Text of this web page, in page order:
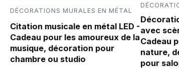
DÉCORATIONS MURALES EN MÉTAL
Citation musicale en métal LED -
Cadeau pour les amoureux de la
musique, décoration pour
chambre ou studio
avec
Cadeau
nature,
pour